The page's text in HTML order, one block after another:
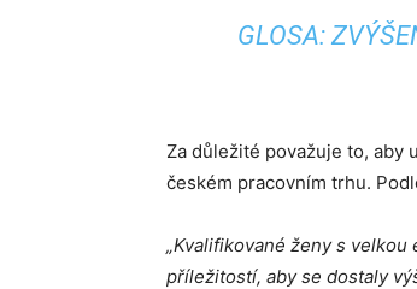
GLOSA:
Za důležité považuje to, aby
českém pracovním trhu.
„Kvalifikované ženy s
příležitostí, aby se dostaly